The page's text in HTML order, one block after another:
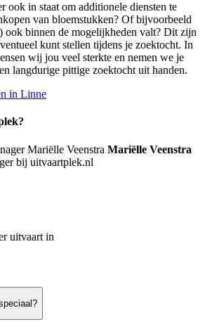
ook in staat om additionele diensten te
van bloemstukken? Of bijvoorbeeld
ook binnen de mogelijkheden valt? Dit zijn
kunt stellen tijdens je zoektocht. In
wij jou veel sterkte en nemen we je
langdurige pittige zoektocht uit handen.
in Linne
Mariëlle Veenstra
bij uitvaartplek.nl
uitvaart in